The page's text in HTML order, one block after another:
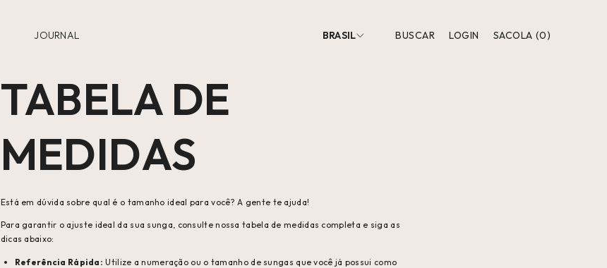
JOURNAL BRASIL BUSCAR LOGIN SACOLA (0)
TABELA DE
MEDIDAS
Está em dúvida sobre qual é o tamanho ideal para você? A gente te ajuda!
Para garantir o ajuste ideal da sua sunga, consulte nossa tabela de medidas completa e siga as
dicas abaixo:
Referência Rápida: Utilize a numeração ou o tamanho de sungas que você já possui como